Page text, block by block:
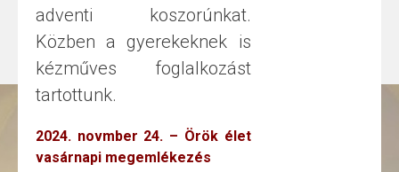
adventi koszorúnkat.
Közben a gyerekeknek is
kézműves foglalkozást
tartottunk.
2024. novmber 24. – Örök élet
vasárnapi megemlékezés